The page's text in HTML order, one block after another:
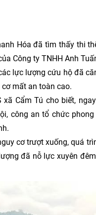
Hóa đã tìm thấy thi
Công ty TNHH Anh
lực lượng cứu hộ đã
mất an toàn cao.
Cẩm Tú cho biết,
công an tổ chức
cơ trượt xuống, quá
đã nỗ lực xuyên